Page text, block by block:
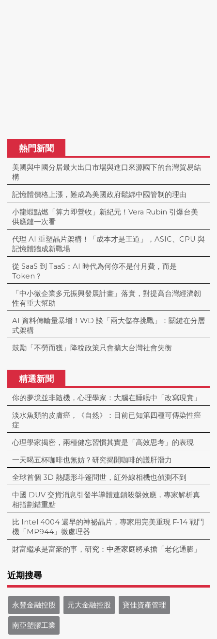
熱門新聞
美國與中國分居最大出口市場與進口來源國下的台灣貿易結
構
記憶體價格上漲，難成為美國政府鬆綁中國管制的理由
小龍蝦點燃「算力即營收」新紀元！Vera Rubin 引爆台美
供應鏈一次看
代理 AI 重塑晶片架構！「成本才是王道」，ASIC、CPU 與
記憶體牆成新戰場
從 SaaS 到 TaaS：AI 時代為何你不是付月費，而是
Token？
「中小微企業多元振興發展計畫」落實，對提高台灣經濟韌
性有重大幫助
AI 資料傳輸量暴增！WD 談「兩大儲存挑戰」：關鍵在分層
式架構
鼓勵「不勞而獲」降稅政策只會擴大台灣社會失衡
精選新聞
你的夢境並非隨機，心理學家：大腦在睡眠中「改寫現實」
淡水魚類的皮膚癌，《自然》：目前已知第四種可傳染性癌
症
心理學家揭密，兩種健忘習慣其實是「高效思考」的表現
一天喝五杯咖啡也無妨？研究揭開咖啡的護肝潛力
全球首個 3D 熱隱形斗篷問世，紅外線相機也偵測不到
中國 DUV 交貨消息引發半導體連鎖殺盤效應，專家解析真
相指劃錯重點
比 Intel 4004 還早的神祕晶片，專家用完美重現 F-14 戰鬥
機「MP944」微處理器
財富繼承是富豪的事，研究：中產家庭將承擔「老化通膨」
近期搜尋
永豐金融控股 元大金融控股 寶佳資產管理
南亞塑膠工業